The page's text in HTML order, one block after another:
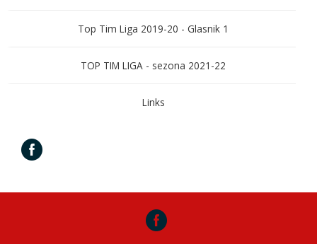
Top Tim Liga 2019-20 - Glasnik 1
TOP TIM LIGA - sezona 2021-22
Links